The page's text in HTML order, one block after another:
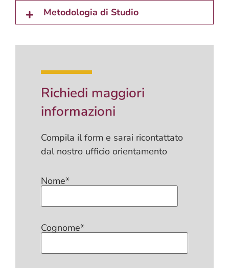
Metodologia di Studio
Richiedi maggiori
informazioni
Compila il form e sarai ricontattato
dal nostro ufficio orientamento
Nome*
Cognome*